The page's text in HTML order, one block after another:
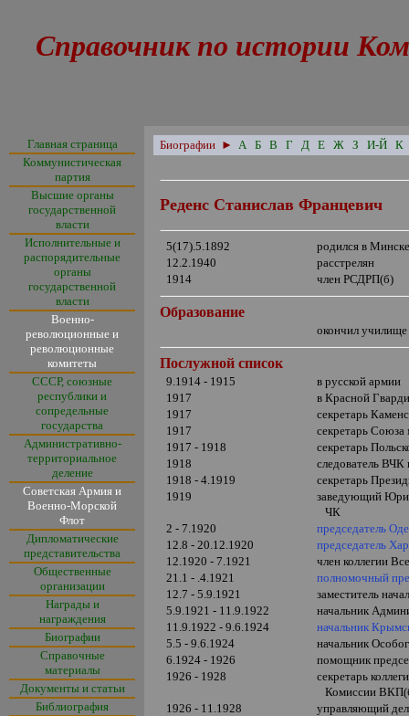
Справочник по истории
Главная страница
Коммунистическая
партия
Высшие органы
государственной
власти
Исполнительные и
распорядительные
органы
государственной
власти
Военно-
революционные и
революционные
комитеты
СССР, союзные
республики и
сопредельные
государства
Административно-
территориальное
деление
Советская Армия и
Военно-Морской
Флот
Дипломатические
представительства
Общественные
организации
Награды и
награждения
Биографии
Справочные
материалы
Документы и статьи
Библиография
Биографии ► А Б В Г Д Е Ж З И-Й К
Реденс Станислав Францевич
5(17).5.1892
родился в
12.2.1940
расстрелян
1914
член РСДРП(б)
Образование
окончил училище
Послужной список
9.1914 - 1915
в русской армии
1917
в Красной
1917
секретарь
1917
секретарь Союза
1917 - 1918
секретарь
1918
следователь
1918 - 4.1919
секретарь
1919
заведующий
ЧК
2 - 7.1920
председатель
12.8 - 20.12.1920
председатель
12.1920 - 7.1921
член коллегии
21.1 - .4.1921
полномочный
12.7 - 5.9.1921
заместитель
5.9.1921 - 11.9.1922
начальник
11.9.1922 - 9.6.1924
начальник
5.5 - 9.6.1924
начальник
6.1924 - 1926
помощник
1926 - 1928
секретарь
Комиссии
1926 - 11.1928
управляющий